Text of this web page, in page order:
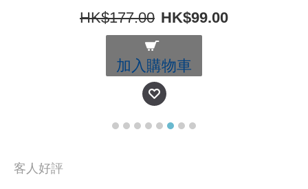
HK$177.00 HK$99.00
加入購物車
客人好評